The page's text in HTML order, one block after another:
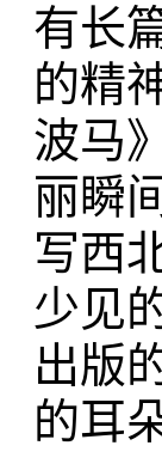
有长
的精
波马
丽瞬
写西
少见
出版
的耳